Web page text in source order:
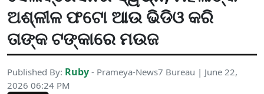
ଅଶ୍ଳୀଳ ଫଟୋ ଆଉ ଭିଡିଓ କରି
ତାଙ୍କ ଟଙ୍କାରେ ମଉଜ
Published By: Ruby - Prameya-News7 Bureau | June 22,
2026 06:24 PM